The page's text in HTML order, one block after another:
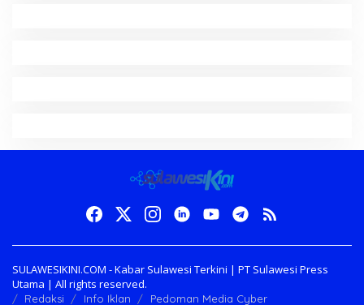
SULAWESIKINI.COM - Kabar Sulawesi Terkini | PT Sulawesi Press
Utama | All rights reserved.
Redaksi Info Iklan Pedoman Media Cyber